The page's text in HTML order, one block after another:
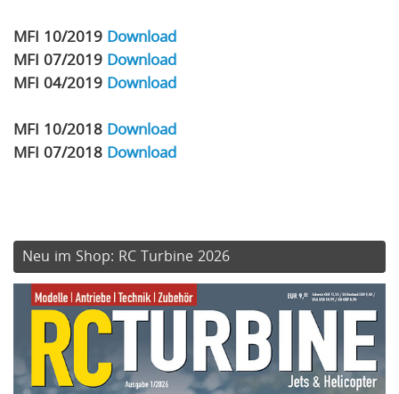
MFI 10/2019 Download
MFI 07/2019 Download
MFI 04/2019 Download
MFI 10/2018 Download
MFI 07/2018 Download
Neu im Shop: RC Turbine 2026